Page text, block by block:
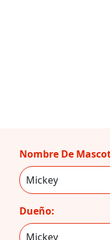
Nombre De
Dueño: